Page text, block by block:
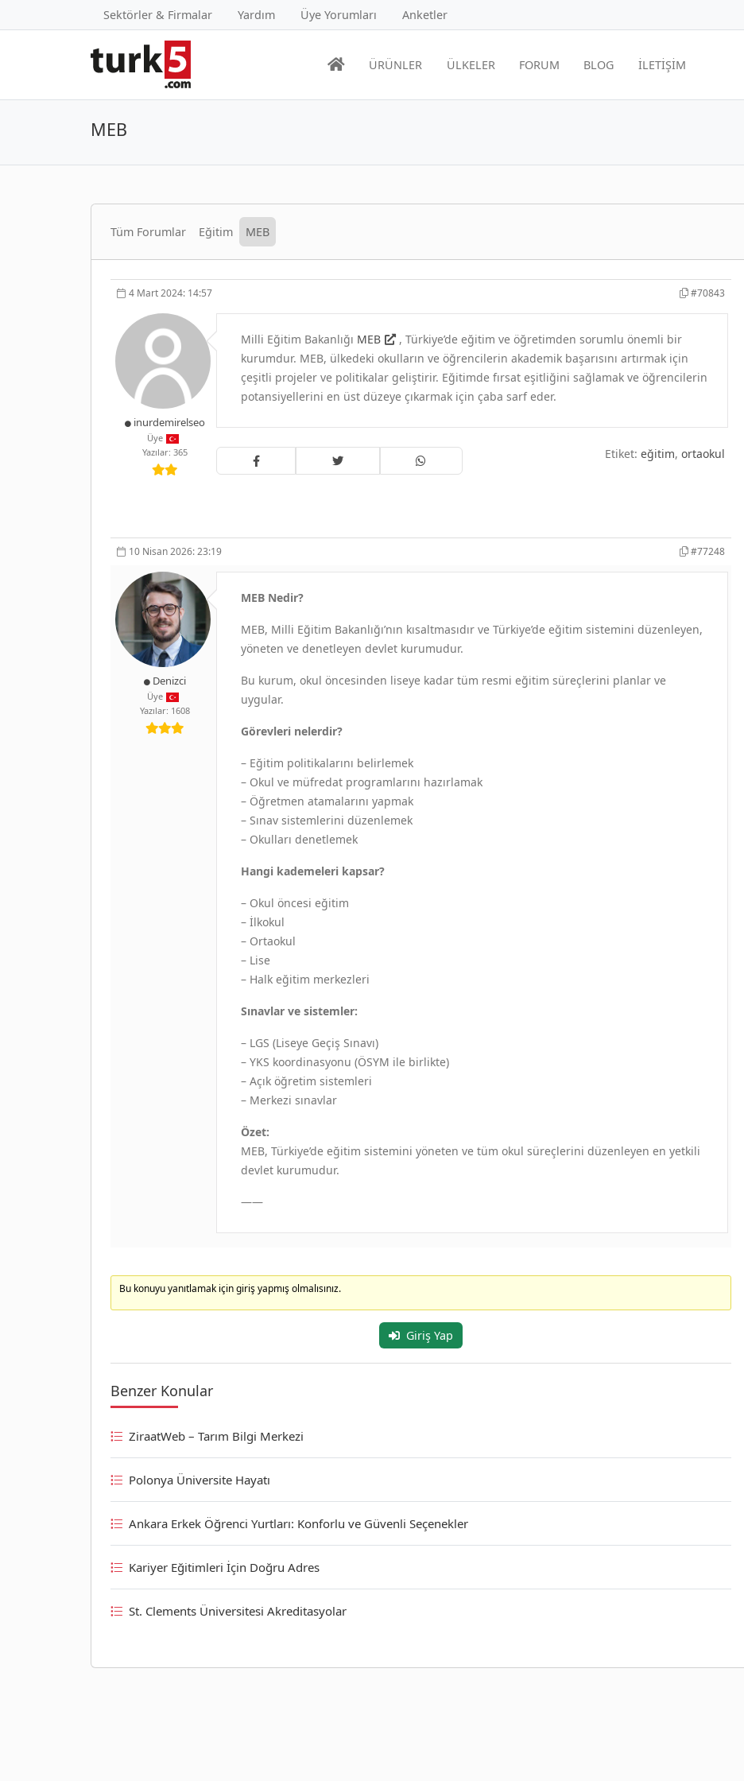
Sektörler & Firmalar Yardım Üye Yorumları Anketler
ÜRÜNLER ÜLKELER FORUM BLOG İLETİŞİM
MEB
Tüm Forumlar Eğitim MEB
4 Mart 2024: 14:57 #70843
inurdemirelseo
Üye
Yazılar: 365
Milli Eğitim Bakanlığı MEB
, Türkiye’de eğitim ve öğretimden sorumlu önemli bir
kurumdur. MEB, ülkedeki okulların ve öğrencilerin akademik başarısını artırmak için
çeşitli projeler ve politikalar geliştirir. Eğitimde fırsat eşitliğini sağlamak ve öğrencilerin
potansiyellerini en üst düzeye çıkarmak için çaba sarf eder.
Etiket: eğitim, ortaokul
10 Nisan 2026: 23:19 #77248
Denizci
Üye
Yazılar: 1608
MEB Nedir?
MEB, Milli Eğitim Bakanlığı’nın kısaltmasıdır ve Türkiye’de eğitim sistemini düzenleyen,
yöneten ve denetleyen devlet kurumudur.
Bu kurum, okul öncesinden liseye kadar tüm resmi eğitim süreçlerini planlar ve
uygular.
Görevleri nelerdir?
– Eğitim politikalarını belirlemek
– Okul ve müfredat programlarını hazırlamak
– Öğretmen atamalarını yapmak
– Sınav sistemlerini düzenlemek
– Okulları denetlemek
Hangi kademeleri kapsar?
– Okul öncesi eğitim
– İlkokul
– Ortaokul
– Lise
– Halk eğitim merkezleri
Sınavlar ve sistemler:
– LGS (Liseye Geçiş Sınavı)
– YKS koordinasyonu (ÖSYM ile birlikte)
– Açık öğretim sistemleri
– Merkezi sınavlar
Özet:
MEB, Türkiye’de eğitim sistemini yöneten ve tüm okul süreçlerini düzenleyen en yetkili
devlet kurumudur.
——
Bu konuyu yanıtlamak için giriş yapmış olmalısınız.
Giriş Yap
Benzer Konular
ZiraatWeb – Tarım Bilgi Merkezi
Polonya Üniversite Hayatı
Ankara Erkek Öğrenci Yurtları: Konforlu ve Güvenli Seçenekler
Kariyer Eğitimleri İçin Doğru Adres
St. Clements Üniversitesi Akreditasyolar